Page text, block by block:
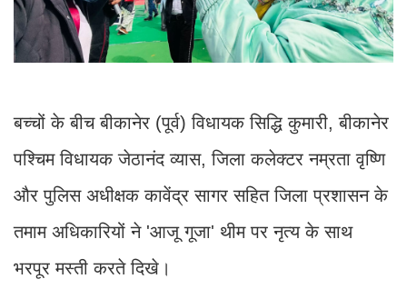
बच्चों के बीच बीकानेर (पूर्व) विधायक सिद्धि कुमारी, बीकानेर
पश्चिम विधायक जेठानंद व्यास, जिला कलेक्टर नम्रता वृष्णि
और पुलिस अधीक्षक कावेंद्र सागर सहित जिला प्रशासन के
तमाम अधिकारियों ने 'आजू गूजा' थीम पर नृत्य के साथ
भरपूर मस्ती करते दिखे।